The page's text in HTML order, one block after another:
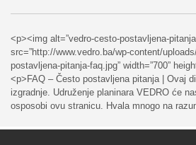
<p><img alt=”vedro-cesto-postavljena-
src=”http://www.vedro.ba/wp-content/
postavljena-pitanja-faq.jpg” width=”700”
<p>FAQ – Često postavljena pitanja | Ovaj
izgradnje. Udruženje planinara VEDRO će
osposobi ovu stranicu. Hvala mnogo na